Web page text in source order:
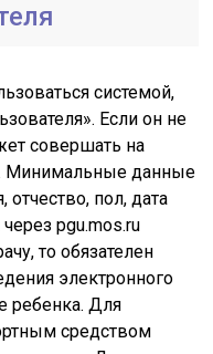
системой,
Если он не
совершать на
Минимальные данные
пол, дата
pgu.mos.ru
то обязателен
электронного
ребенка. Для
средством